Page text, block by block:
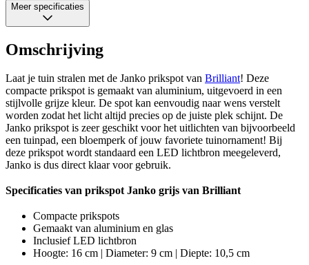
Meer specificaties
Omschrijving
Laat je tuin stralen met de Janko prikspot van Brilliant! Deze
compacte prikspot is gemaakt van aluminium, uitgevoerd in een
stijlvolle grijze kleur. De spot kan eenvoudig naar wens verstelt
worden zodat het licht altijd precies op de juiste plek schijnt. De
Janko prikspot is zeer geschikt voor het uitlichten van bijvoorbeeld
een tuinpad, een bloemperk of jouw favoriete tuinornament! Bij
deze prikspot wordt standaard een LED lichtbron meegeleverd,
Janko is dus direct klaar voor gebruik.
Specificaties van prikspot Janko grijs van Brilliant
Compacte prikspots
Gemaakt van aluminium en glas
Inclusief LED lichtbron
Hoogte: 16 cm | Diameter: 9 cm | Diepte: 10,5 cm